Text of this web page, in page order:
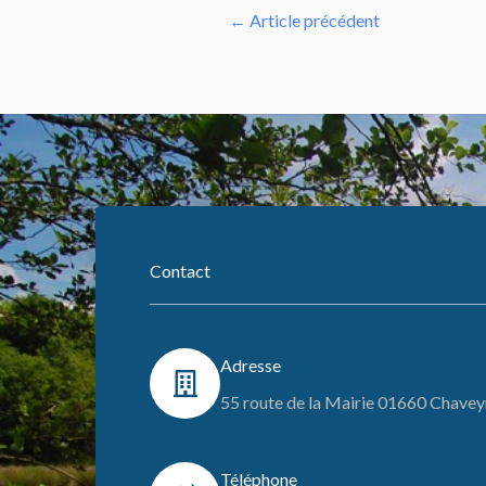
← Article précédent
Contact
Adresse
55 route de la Mairie 01660
Téléphone